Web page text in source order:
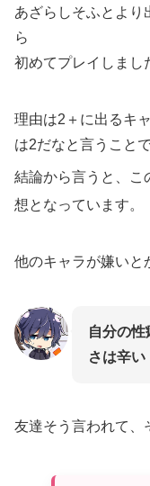
あざらしそふとより
ら
初めてプレイしまし
理由は2＋に出るキ
は2だなと言うことで
結論から言うと、こ
想となっています。
他のキャラが嫌いと
自分の
さは辛い
友達そう言われて、